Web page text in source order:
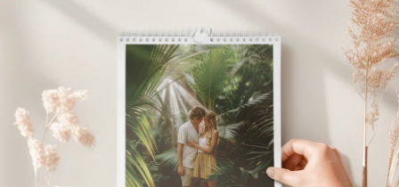
4,7 (baseret på +15.000 anmeldelser)
Vores gaver inspirerer. Kunderne giver os 4,7 på Google
Reviews.
Gratis kort med hilsen